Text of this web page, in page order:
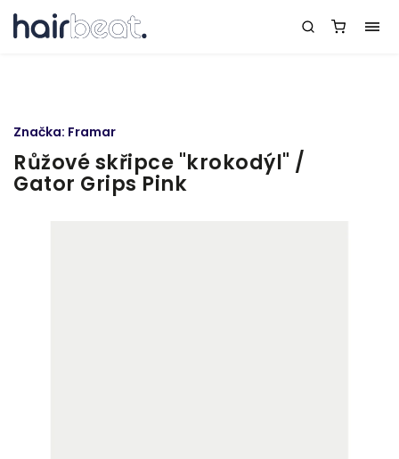
Růžové skřipce "krokodýl" /
Gator Grips Pink
Značka: Framar